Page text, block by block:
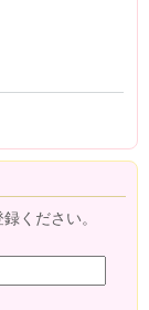
ください。